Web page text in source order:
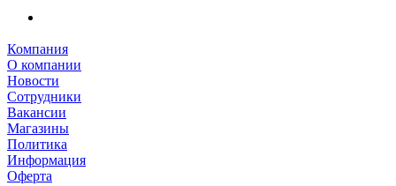
Компания
О компании
Новости
Сотрудники
Вакансии
Магазины
Политика
Информация
Оферта